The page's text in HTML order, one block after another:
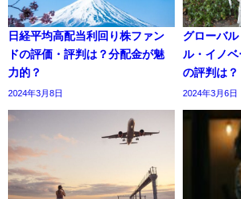
日経平均高配当利回り株ファン
ドの評価・評判は？分配金が魅
力的？
2024年3月8日
グローバ
ル・イノ
の評判は？
2024年3月6日